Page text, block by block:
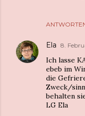
Ela 8.
Ich lasse
ebeb im
die
Zweck/
behalten
LG Ela